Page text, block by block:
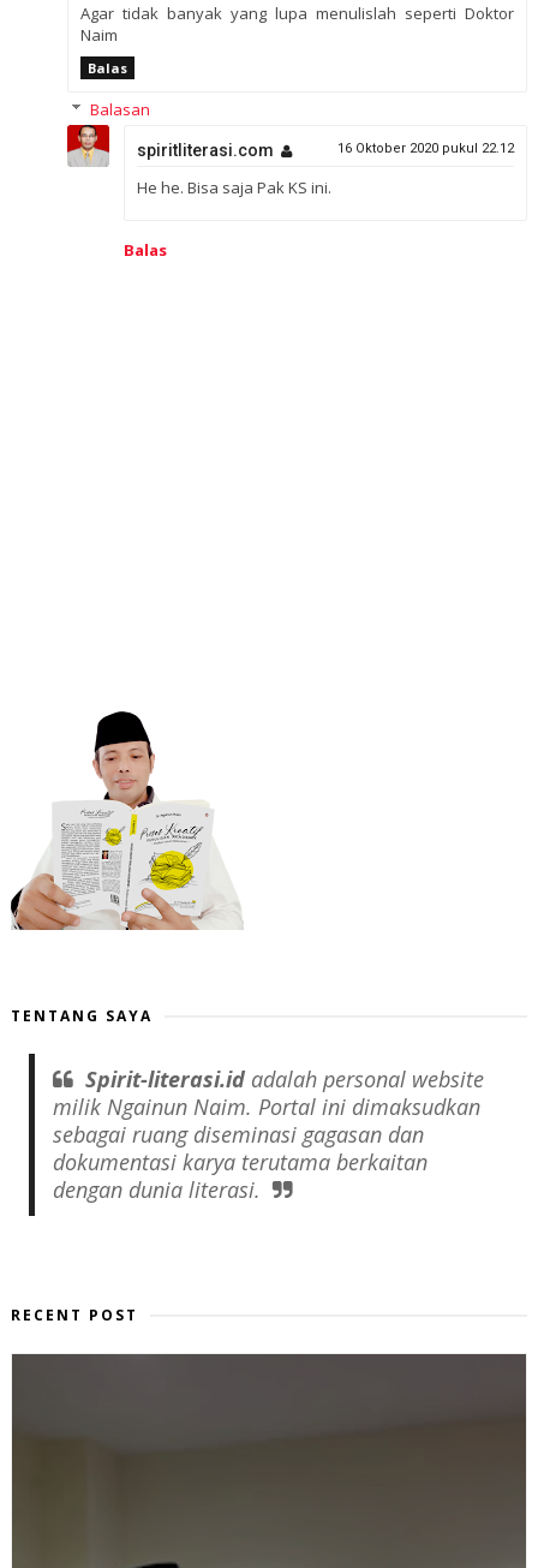
Agar tidak banyak yang lupa menulislah seperti Doktor
Naim
Balas
Balasan
spiritliterasi.com 16 Oktober 2020 pukul 22.12
He he. Bisa saja Pak KS ini.
Balas
TENTANG SAYA
Spirit-literasi.idadalah personal website
milik Ngainun Naim. Portal ini dimaksudkan
sebagai ruang diseminasi gagasan dan
dokumentasi karya terutama berkaitan
dengan dunia literasi.
RECENT POST